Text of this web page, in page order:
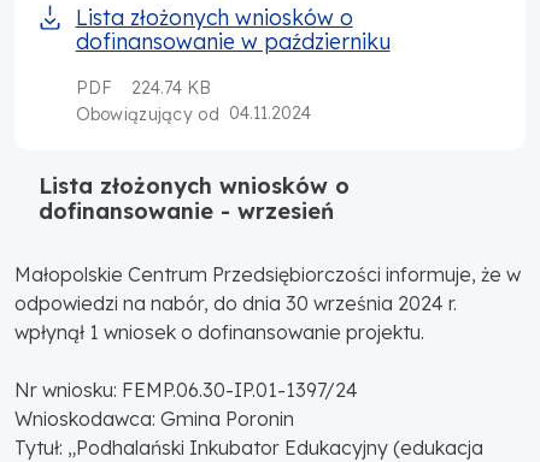
Lista złożonych wniosków o
dofinansowanie w październiku
PDF
224.74 KB
Obowiązujący od 04.11.2024
Lista złożonych wniosków o
dofinansowanie - wrzesień
Małopolskie Centrum Przedsiębiorczości informuje, że w
odpowiedzi na nabór, do dnia 30 września 2024 r.
wpłynął 1 wniosek o dofinansowanie projektu.
Nr wniosku: FEMP.06.30-IP.01-1397/24
Wnioskodawca: Gmina Poronin
Tytuł: „Podhalański Inkubator Edukacyjny (edukacja